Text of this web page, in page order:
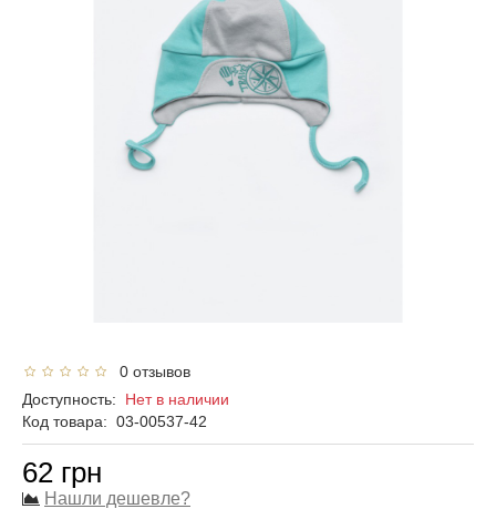
0 отзывов
Доступность: Нет в наличии
Код товара: 03-00537-42
62 грн
Нашли дешевле?